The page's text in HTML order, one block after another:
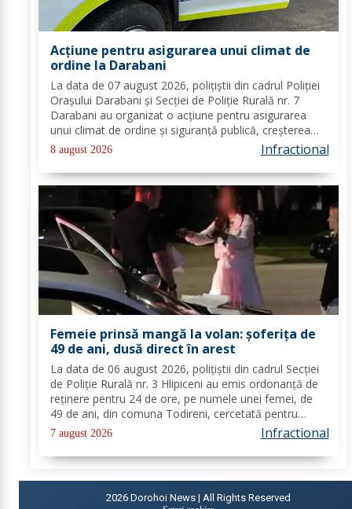
Acțiune pentru asigurarea unui climat de
ordine la Darabani
La data de 07 august 2026, polițiștii din cadrul Poliției
Orașului Darabani și Secției de Poliție Rurală nr. 7
Darabani au organizat o acțiune pentru asigurarea
unui climat de ordine și siguranță publică, creșterea
gradului de siguranță rutieră și combaterea faptelor
antisociale, în localitatea...
8 august 2026 Infractional
Femeie prinsă mangă la volan: șoferița de
49 de ani, dusă direct în arest
La data de 06 august 2026, polițiștii din cadrul Secției
de Poliție Rurală nr. 3 Hlipiceni au emis ordonanță de
reținere pentru 24 de ore, pe numele unei femei, de
49 de ani, din comuna Todireni, cercetată pentru
comiterea infracțiunii de conducerea unui vehicul sub
influența alcoolului. În urma...
7 august 2026 Infractional
2026 Dorohoi News | All Rights Reserved